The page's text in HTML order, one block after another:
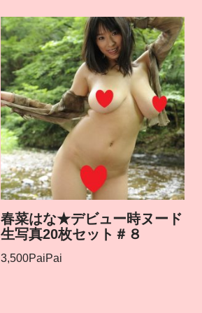
春菜はな★デビュー時ヌード
生写真20枚セット＃８
3,500PaiPai